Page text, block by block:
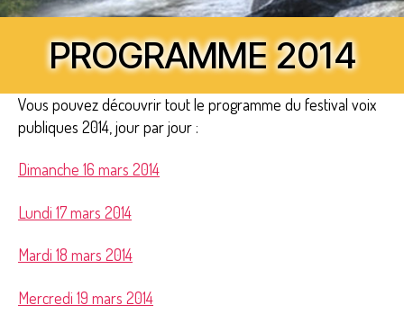
PROGRAMME 2014
Vous pouvez découvrir tout le programme du festival voix
publiques 2014, jour par jour :
Dimanche 16 mars 2014
Lundi 17 mars 2014
Mardi 18 mars 2014
Mercredi 19 mars 2014